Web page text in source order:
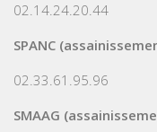
02.14.24.20.44
SPANC
02.33.61.95.96
SMAAG